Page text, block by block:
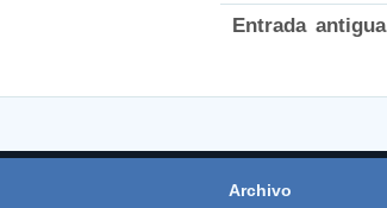
Entrada antigua
Archivo